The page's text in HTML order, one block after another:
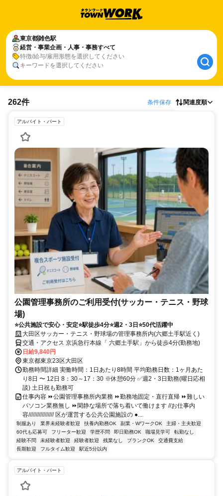
東京都雑色駅
経営・事業企画・人事・事務すべて
特徴/給与/雇用形態を選択してください
キーワードを選択してください
262件 条件保存 関連度順
アルバイト・パート
公園管理事務所のご利用受付(サッカー・テニス・野球
場)
⭐公共施設で安心・安定⭐駅徒歩4分⭐週2・3日⭐50代活躍中
大田区サッカー・テニス・野球場の管理事務所内(六郷土手駅近く)
交通・アクセス 京浜急行本線「 六郷土手駅」から徒歩4分(勤務地)
日給9,840円
東京都東京23区大田区
勤務時間詳細 実働時間：1日あたり8時間 平均勤務日数：1ヶ月あた
り8日 〜 12日 8：30～17：30 ※休憩60分 ✅週2・3日勤務(曜日応相
談) 土日祝も勤務可
仕事内容 ⏩公園管理事務所内業務 ⏩勤務地固定・直行直帰 ⏩難しい
パソコン業務無し ⏩閑静な場所で落ち着いて働けます //お仕事内
容///////////////// 区が運営する公共公園施設の ●...
制服あり 業界未経験者歓迎 扶養内勤務OK 副業・WワークOK
主婦・主夫歓迎
60代も応募可
フリーター歓迎 学歴不問 即日勤務OK 職場見学可
転勤なし
経験不問
未経験者歓迎 経験者歓迎 残業なし ブランクOK
交通費支給
長期歓迎
フルタイム歓迎 駅近5分以内
アルバイト・パート